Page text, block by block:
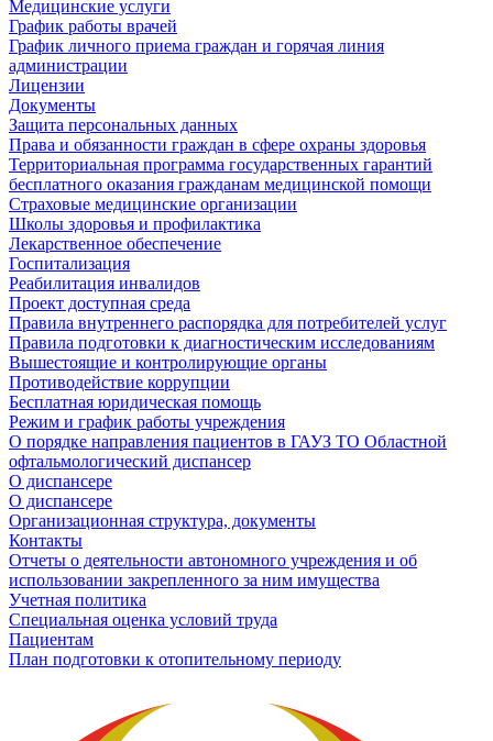
Медицинские услуги
График работы врачей
График личного приема граждан и горячая линия
администрации
Лицензии
Документы
Защита персональных данных
Права и обязанности граждан в сфере охраны здоровья
Территориальная программа государственных гарантий
бесплатного оказания гражданам медицинской помощи
Страховые медицинские организации
Школы здоровья и профилактика
Лекарственное обеспечение
Госпитализация
Реабилитация инвалидов
Проект доступная среда
Правила внутреннего распорядка для потребителей услуг
Правила подготовки к диагностическим исследованиям
Вышестоящие и контролирующие органы
Противодействие коррупции
Бесплатная юридическая помощь
Режим и график работы учреждения
О порядке направления пациентов в ГАУЗ ТО Областной
офтальмологический диспансер
О диспансере
О диспансере
Организационная структура, документы
Контакты
Отчеты о деятельности автономного учреждения и об
использовании закрепленного за ним имущества
Учетная политика
Специальная оценка условий труда
Пациентам
План подготовки к отопительному периоду